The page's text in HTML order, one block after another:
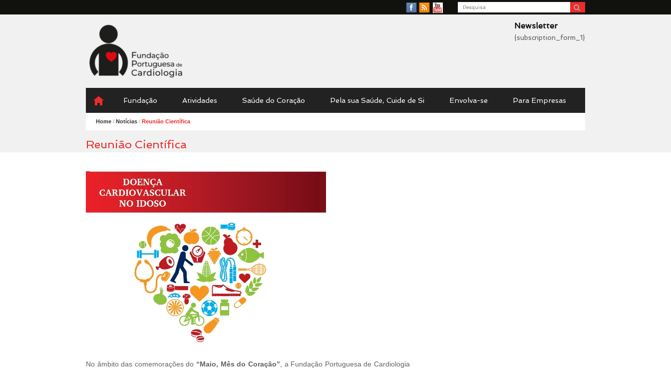
Facebook
RSS
YouTube
Search
Fundação
Portuguesa
Cardiologia
Newsletter
{subscription_form_1}
Menu
content
Fundação Atividades Saúde do Coração Pela sua Saúde, Cuide de Si Envolva-se Para Empresas
Home / Notícias / Reunião Científica
Reunião Científica
No âmbito das comemorações do “Maio, Mês do Coração”, a Fundação Portuguesa de Cardiologia